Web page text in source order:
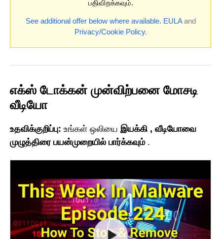
பதிவிறக்கவும்.
See additional offer below where available. EULAand
Privacy/Cookie Policy.
எக்ஸ் டோக்கன் முன்விற்பனை மோசடி
வீடியோ
உதவிக்குறிப்பு: உங்கள் ஒலியை இயக்கி , வீடியோவை
முழுத்திரை பயன்முறையில் பார்க்கவும்.